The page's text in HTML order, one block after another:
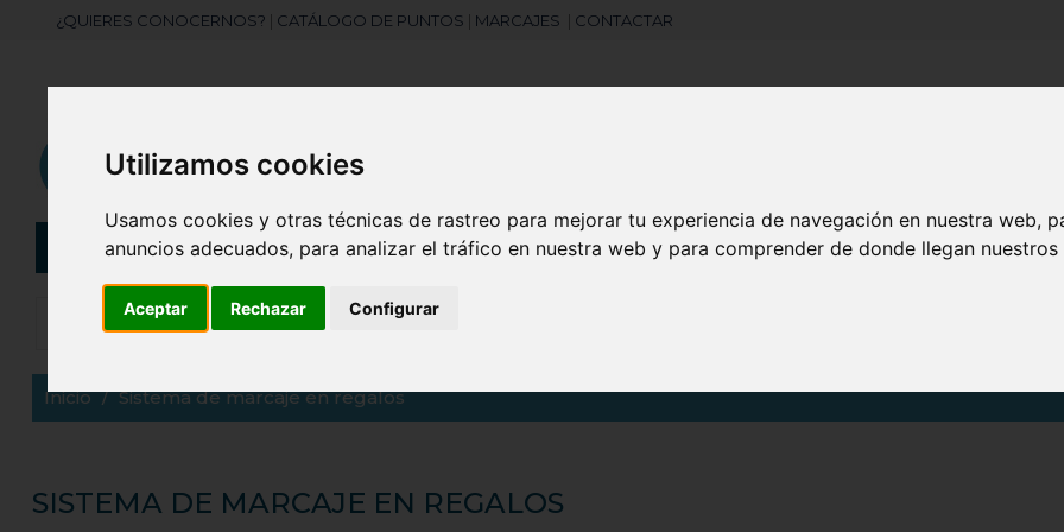
Utilizamos cookies
Usamos cookies y otras técnicas de rastreo para mejorar tu experiencia de navegación en nuestra web,
anuncios adecuados, para analizar el tráfico en nuestra web y para comprender de donde llegan nuestros
Aceptar Rechazar Configurar
¿QUIERES CONOCERNOS? CATÁLOGO DE PUNTOS MARCAJES CONTACTAR
CATEGORÍAS Botellas Bolis Libretas Laboral Camisetas Agendas
Inicio Sistema de marcaje en regalos
SISTEMA DE MARCAJE EN REGALOS